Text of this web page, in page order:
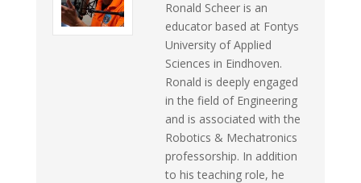
Ronald Scheer is an
educator based at Fontys
University of Applied
Sciences in Eindhoven.
Ronald is deeply engaged
in the field of Engineering
and is associated with the
Robotics & Mechatronics
professorship. In addition
to his teaching role, he